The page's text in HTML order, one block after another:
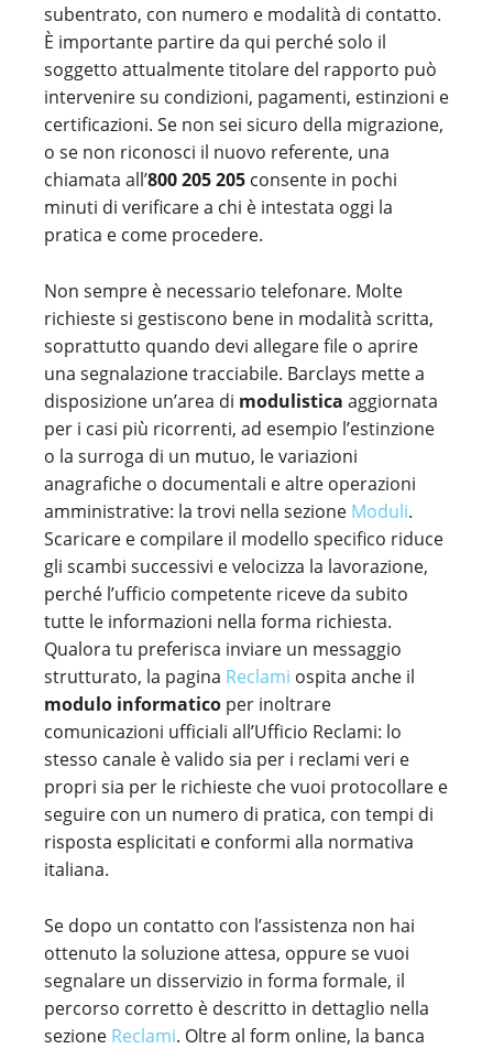
subentrato, con numero e modalità di contatto.
È importante partire da qui perché solo il
soggetto attualmente titolare del rapporto può
intervenire su condizioni, pagamenti, estinzioni e
certificazioni. Se non sei sicuro della migrazione,
o se non riconosci il nuovo referente, una
chiamata all’800 205 205 consente in pochi
minuti di verificare a chi è intestata oggi la
pratica e come procedere.
Non sempre è necessario telefonare. Molte
richieste si gestiscono bene in modalità scritta,
soprattutto quando devi allegare file o aprire
una segnalazione tracciabile. Barclays mette a
disposizione un’area di modulistica aggiornata
per i casi più ricorrenti, ad esempio l’estinzione
o la surroga di un mutuo, le variazioni
anagrafiche o documentali e altre operazioni
amministrative: la trovi nella sezione Moduli.
Scaricare e compilare il modello specifico riduce
gli scambi successivi e velocizza la lavorazione,
perché l’ufficio competente riceve da subito
tutte le informazioni nella forma richiesta.
Qualora tu preferisca inviare un messaggio
strutturato, la pagina Reclami ospita anche il
modulo informatico per inoltrare
comunicazioni ufficiali all’Ufficio Reclami: lo
stesso canale è valido sia per i reclami veri e
propri sia per le richieste che vuoi protocollare e
seguire con un numero di pratica, con tempi di
risposta esplicitati e conformi alla normativa
italiana.
Se dopo un contatto con l’assistenza non hai
ottenuto la soluzione attesa, oppure se vuoi
segnalare un disservizio in forma formale, il
percorso corretto è descritto in dettaglio nella
sezione Reclami. Oltre al form online, la banca